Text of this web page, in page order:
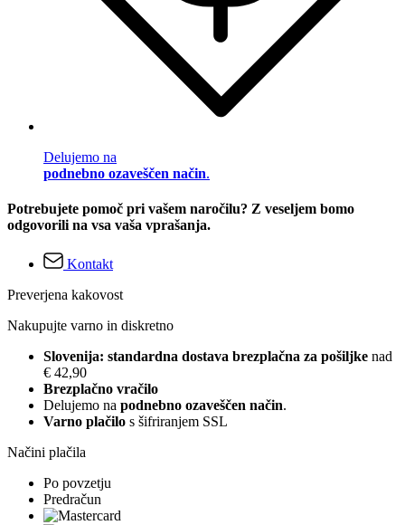
Delujemo na
podnebno ozaveščen način.
Potrebujete pomoč pri vašem naročilu? Z veseljem bomo
odgovorili na vsa vaša vprašanja.
Kontakt
Preverjena kakovost
Nakupujte varno in diskretno
Slovenija: standardna dostava brezplačna za pošiljke nad
€ 42,90
Brezplačno vračilo
Delujemo na podnebno ozaveščen način.
Varno plačilo s šifriranjem SSL
Načini plačila
Po povzetju
Predračun